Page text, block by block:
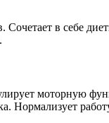
в себе
моторную
Нормализует